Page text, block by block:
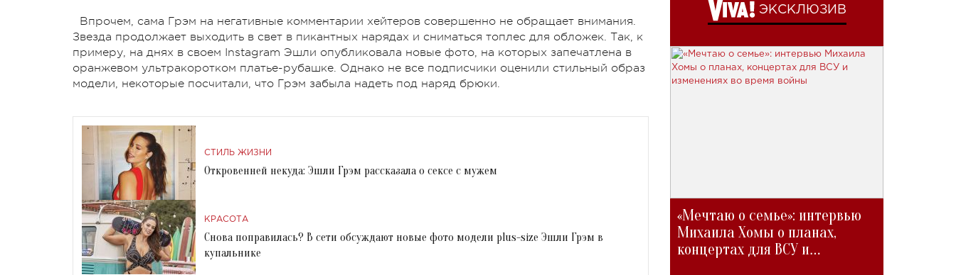
Впрочем, сама Грэм на негативные комментарии хейтеров совершенно не обращает внимания.
Звезда продолжает выходить в свет в пикантных нарядах и сниматься топлес для обложек. Так, к
примеру, на днях в своем Instagram Эшли опубликовала новые фото, на которых запечатлена в
оранжевом ультракоротком платье-рубашке. Однако не все подписчики оценили стильный образ
модели, некоторые посчитали, что Грэм забыла надеть под наряд брюки.
СТИЛЬ ЖИЗНИ
Откровенней некуда: Эшли Грэм рассказала о сексе с мужем
КРАСОТА
Снова поправилась? В сети обсуждают новые фото модели plus-size Эшли Грэм в
купальнике
ЭКСКЛЮЗИВ
«Мечтаю о семье»: интервью
Михаила Хомы о планах,
концертах для ВСУ и